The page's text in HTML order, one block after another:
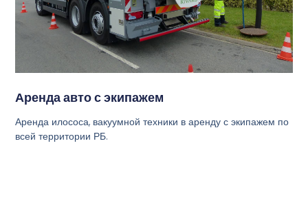
Аренда авто с экипажем
Аренда илососа, вакуумной техники в аренду с экипажем по
всей территории РБ.